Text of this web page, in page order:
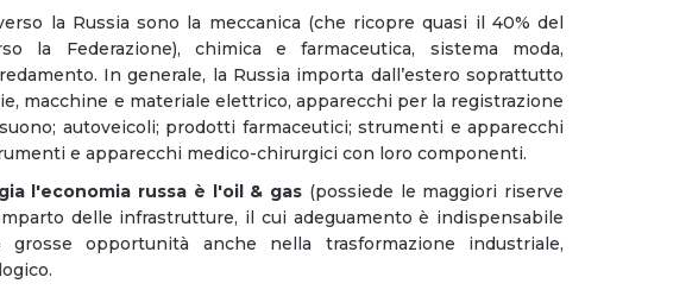
la Russia sono la meccanica (che ricopre quasi il 40% del
la Federazione), chimica e farmaceutica, sistema moda,
In generale, la Russia importa dall’estero soprattutto
macchine e materiale elettrico, apparecchi per la registrazione
autoveicoli; prodotti farmaceutici; strumenti e apparecchi
e apparecchi medico-chirurgici con loro componenti.
l'economia russa è l'oil & gas (possiede le maggiori riserve
delle infrastrutture, il cui adeguamento è indispensabile
opportunità anche nella trasformazione industriale,